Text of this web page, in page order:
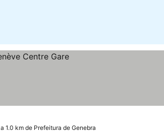
a 1.0 km de Prefeitura de Genebra